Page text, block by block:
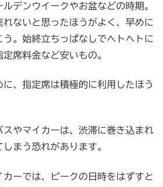
デンウイークやお盆などの時期。
ないと思ったほうがよく、早めに
。始終立ちっぱなしでヘトヘトに
席料金など安いもの。
、指定席は積極的に利用したほう
やマイカーは、渋滞に巻き込まれ
まう恐れがあります。
ーでは、ピークの日時をはずすと